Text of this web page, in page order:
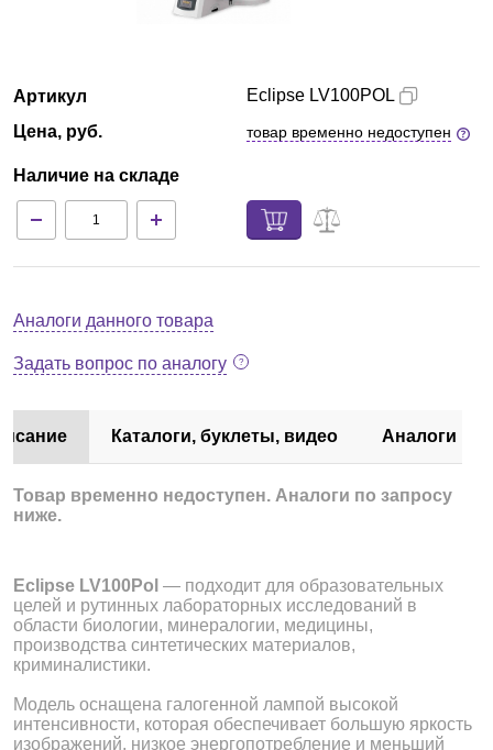
Технический сервис
Доставка и оплата
Артикул
Цена, руб.
Наличие на складе
Eclipse LV100POL
товар временно недоступен
Аналоги данного товара
Задать вопрос по аналогу
Каталоги, буклеты, видео Аналоги
Товар временно недоступен. Аналоги по запросу
ниже.
Eclipse LV100Pol — подходит для образовательных
целей и рутинных лабораторных исследований в
области биологии, минералогии, медицины,
производства синтетических материалов,
криминалистики.
Модель оснащена галогенной лампой высокой
интенсивности, которая обеспечивает большую яркость
изображений, низкое энергопотребление и меньший